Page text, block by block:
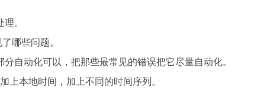
。
哪些问题。
自动化可以，把那些最常见的错误把它尽量自动化。
上本地时间，加上不同的时间序列。